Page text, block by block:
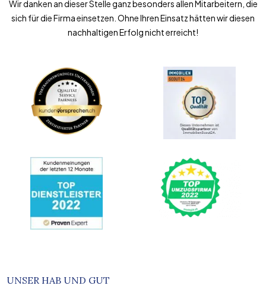
Wir danken an dieser Stelle ganz besonders allen Mitarbeitern, die
sich für die Firma einsetzen. Ohne Ihren Einsatz hätten wir diesen
nachhaltigen Erfolg nicht erreicht!
UNSER HAB UND GUT